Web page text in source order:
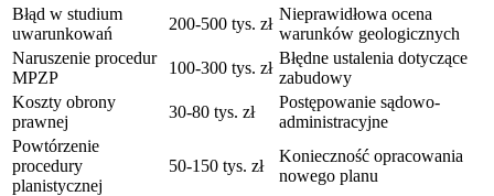
Błąd w studium
uwarunkowań
200-500 tys. zł
Nieprawidłowa ocena
warunków geologicznych
Naruszenie procedur
MPZP
100-300 tys. zł
Błędne ustalenia dotyczące
zabudowy
Koszty obrony
prawnej
30-80 tys. zł
Postępowanie sądowo-
administracyjne
Powtórzenie
procedury
planistycznej
50-150 tys. zł
Konieczność opracowania
nowego planu